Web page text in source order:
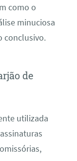
como o
minuciosa
conclusivo.
de
utilizada